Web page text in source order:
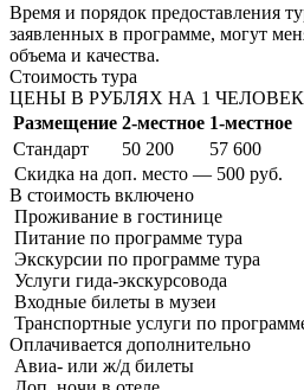
Время и порядок предоставления
заявленных в программе, могут
объема и качества.
Стоимость тура
ЦЕНЫ В РУБЛЯХ НА 1
Размещение 2-местное 1-местное
Стандарт
50 200
57 600
Скидка на доп. место — 500 руб.
В стоимость включено
Проживание в гостинице
Питание по программе тура
Экскурсии по программе тура
Услуги гида-экскурсовода
Входные билеты в музеи
Транспортные услуги по
Оплачивается дополнительно
Авиа- или ж/д билеты